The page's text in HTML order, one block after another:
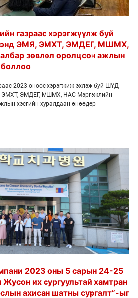
газраас хэрэгжүүлж буй
ЭМЯ, ЭМХТ, ЭМДЕГ, МШМХ,
зөвлөл оролцсон ажлын
боллоо
2023 оноос хэрэгжиж эхлэж буй ШҮД
ЭМХТ, ЭМДЕГ, МШМХ, НАС Мэргэжлийн
хэсгийн хуралдаан өнөөдөр
2023 оны 5 сарын 24-25
их сургуультай хамтран
ахисан шатны сургалт”-ыг